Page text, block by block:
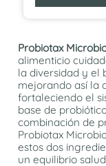
Probiotax
alimenticio
la diversidad y el
mejorando así la
fortaleciendo el
base de
combinación de
Probiotax
estos dos
un equilibrio